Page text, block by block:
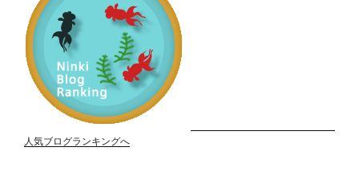
人気ブログランキングへ